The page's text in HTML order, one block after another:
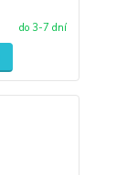
do 3-7 dní